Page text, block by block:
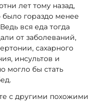
лет тому назад,
было гораздо менее
вся еда тогда
от заболеваний,
сахарного
инсультов и
могло бы стать
с другими похожими